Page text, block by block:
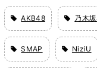
AKB48 乃木
SMAP NiziU